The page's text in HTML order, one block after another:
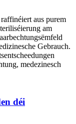
aus purem
am
Gebrauch.
medezinesch
déi